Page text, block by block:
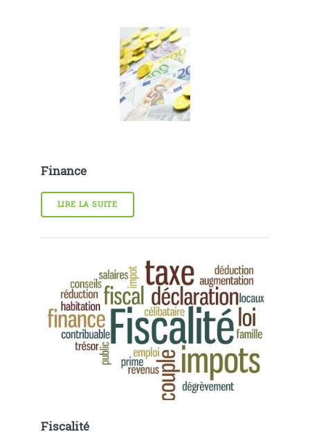
Finance
LIRE LA SUITE
Fiscalité